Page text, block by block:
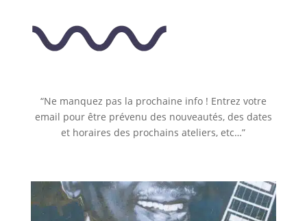
“Ne manquez pas la prochaine info ! Entrez votre
email pour être prévenu des nouveautés, des dates
et horaires des prochains ateliers, etc…”